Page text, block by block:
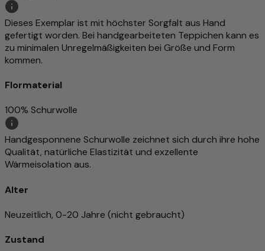
Dieses Exemplar ist mit höchster Sorgfalt aus Hand
gefertigt worden. Bei handgearbeiteten Teppichen kann es
zu minimalen Unregelmäßigkeiten bei Größe und Form
kommen.
Flormaterial
100% Schurwolle
Handgesponnene Schurwolle zeichnet sich durch ihre hohe
Qualität, natürliche Elastizität und exzellente
Wärmeisolation aus.
Alter
Neuzeitlich, 0-20 Jahre (nicht gebraucht)
Zustand